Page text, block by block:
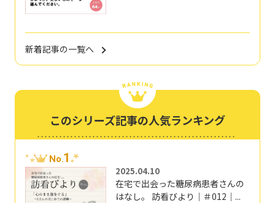
新着記事の一覧へ
このシリーズ記事の人気ランキング
No.1
2025.04.10
在宅で出会った糖尿病患者さんの
はなし。 訪看びより｜＃012｜...